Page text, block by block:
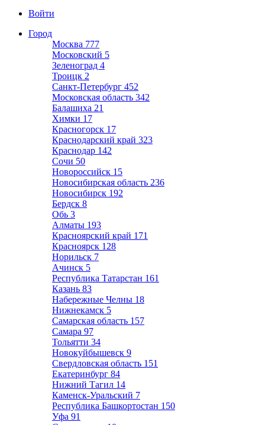
Войти
Город
Москва 777
Московский 5
Зеленоград 4
Троицк 2
Санкт-Петербург 452
Московская область 342
Балашиха 21
Химки 17
Красногорск 17
Краснодарский край 323
Краснодар 142
Сочи 50
Новороссийск 15
Новосибирская область 236
Новосибирск 192
Бердск 8
Обь 3
Алматы 193
Красноярский край 171
Красноярск 128
Норильск 7
Ачинск 5
Республика Татарстан 161
Казань 83
Набережные Челны 18
Нижнекамск 5
Самарская область 157
Самара 97
Тольятти 34
Новокуйбышевск 9
Свердловская область 151
Екатеринбург 84
Нижний Тагил 14
Каменск-Уральский 7
Республика Башкортостан 150
Уфа 91